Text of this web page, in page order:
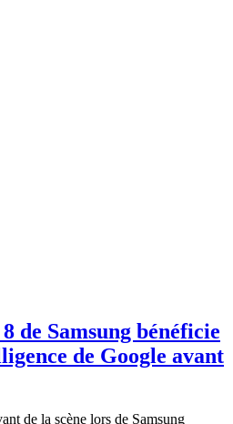
de Samsung bénéficie
de Google avant
de la scène lors de Samsung